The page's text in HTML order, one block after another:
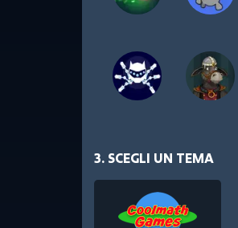
3. SCEGLI UN TEMA